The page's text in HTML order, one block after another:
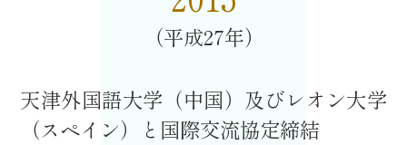
平成27
天津外国語大学（中国）及びレオン大学
（スペイン）と国際交流協定締結